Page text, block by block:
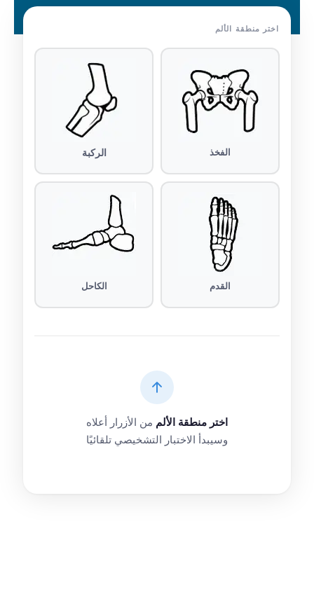
اختر منطقة الألم
الفخذ الركبة
القدم الكاحل
اختر منطقة الألم من الأزرار أعلاه
وسيبدأ الاختبار التشخيصي تلقائيًا